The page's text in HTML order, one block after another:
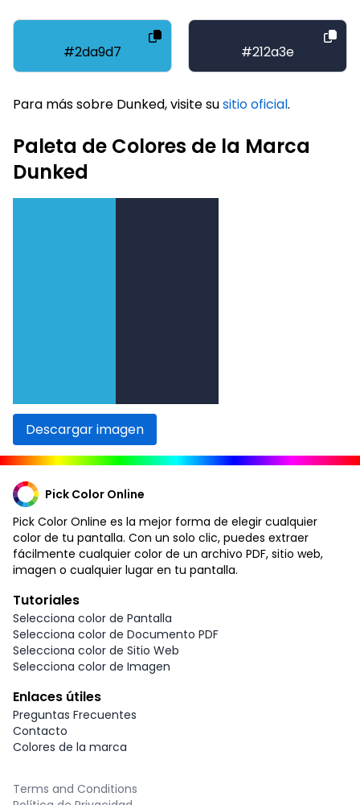
#2da9d7 #212a3e
Para más sobre Dunked, visite susitio oficial.
Paleta de Colores de la Marca
Dunked
Descargar imagen
Pick Color Online
Pick Color Online es la mejor forma de elegir cualquier
color de tu pantalla. Con un solo clic, puedes extraer
fácilmente cualquier color de un archivo PDF, sitio web,
imagen o cualquier lugar en tu pantalla.
Tutoriales
Selecciona color de Pantalla
Selecciona color de Documento PDF
Selecciona color de Sitio Web
Selecciona color de Imagen
Enlaces útiles
Preguntas Frecuentes
Contacto
Colores de la marca
Terms and Conditions